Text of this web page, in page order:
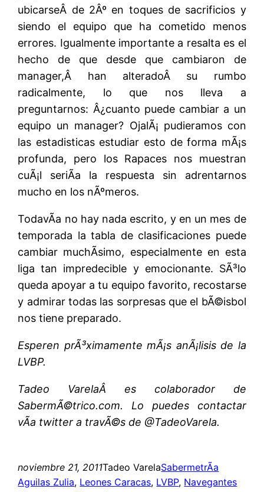
ubicarseÂ de 2Âº en toques de sacrificios y
siendo el equipo que ha cometido menos
errores. Igualmente importante a resalta es el
hecho de que desde que cambiaron de
manager,Â han alteradoÂ su rumbo
radicalmente, lo que nos lleva a
preguntarnos: Â¿cuanto puede cambiar a un
equipo un manager? OjalÃ¡ pudieramos con
las estadisticas estudiar esto de forma mÃ¡s
profunda, pero los Rapaces nos muestran
cuÃ¡l seriÃ­a la respuesta sin adrentarnos
mucho en los nÃºmeros.
TodavÃ­a no hay nada escrito, y en un mes de
temporada la tabla de clasificaciones puede
cambiar muchÃ­simo, especialmente en esta
liga tan impredecible y emocionante. SÃ³lo
queda apoyar a tu equipo favorito, recostarse
y admirar todas las sorpresas que el bÃ©isbol
nos tiene preparado.
Esperen prÃ³ximamente mÃ¡s anÃ¡lisis de la
LVBP.
Tadeo VarelaÂ es colaborador de
SabermÃ©trico.com. Lo puedes contactar
vÃ­a twitter a travÃ©s de @TadeoVarela.
noviembre 21, 2011Tadeo VarelaSabermetrÃ­a
Aguilas Zulia, Leones Caracas, LVBP, Navegantes